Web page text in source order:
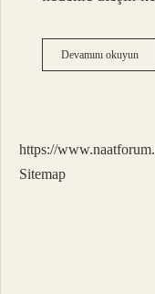
Devamını okuyunAteşi
https://
Sitemap